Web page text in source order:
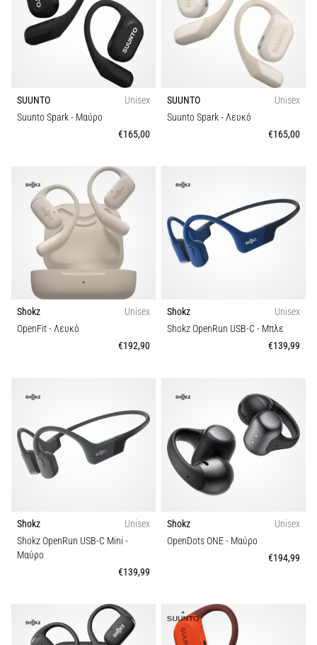
23 λεπτά ανάγνωσης
Shuttle
run
test:
Τι
εκτελούνται;
Στην
πράξη,
shuttle
δοκιμάζει
ταχύτητα,
την
αλλαγές
εκτελείται
σωστά,
•
29 λεπτά ανάγνωσης
Γόνατο
Αίτια,
Αντιμετώπιση
Μοντέλο
SUUNTO
Unisex
Suunto Spark- Μαύρο
€165,00
SUUNTO
Unisex
Suunto Spark- Λευκό
€165,00
Shokz
Unisex
OpenFit- Λευκό
€192,90
Shokz
Unisex
Shokz OpenRun USB-C - Μπλε
€139,99
Shokz
Unisex
Shokz OpenRun USB-C Mini -
Μαύρο
€139,99
Shokz
Unisex
OpenDots ONE- Μαύρο
€194,99